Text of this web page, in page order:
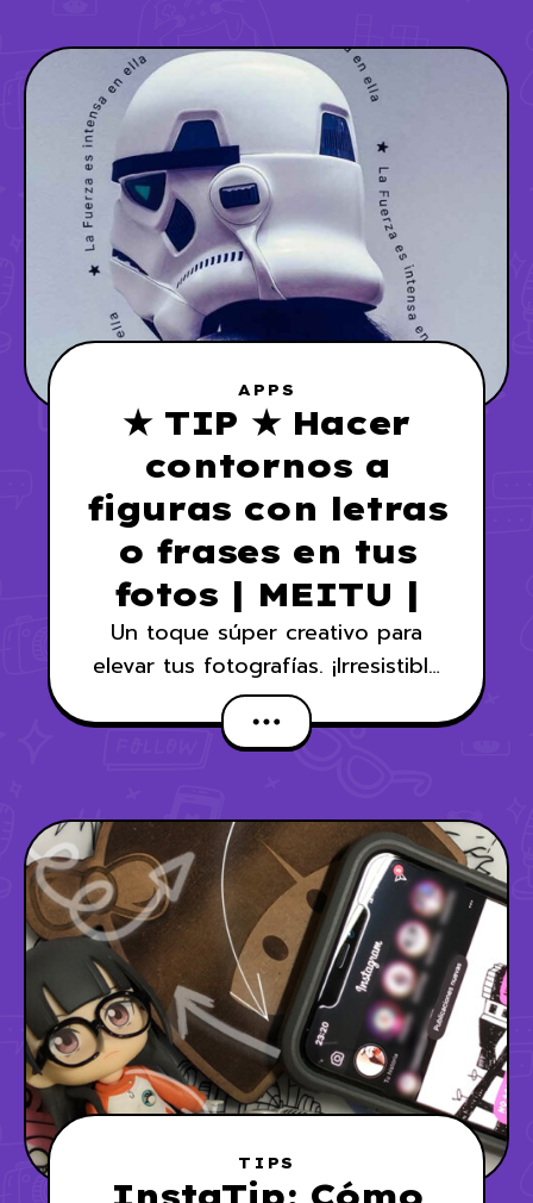
APPS
★ TIP ★ Hacer
contornos a
figuras con letras
o frases en tus
fotos | MEITU |
Un toque súper creativo para
elevar tus fotografías. ¡Irresistible
no probarlo!
TIPS